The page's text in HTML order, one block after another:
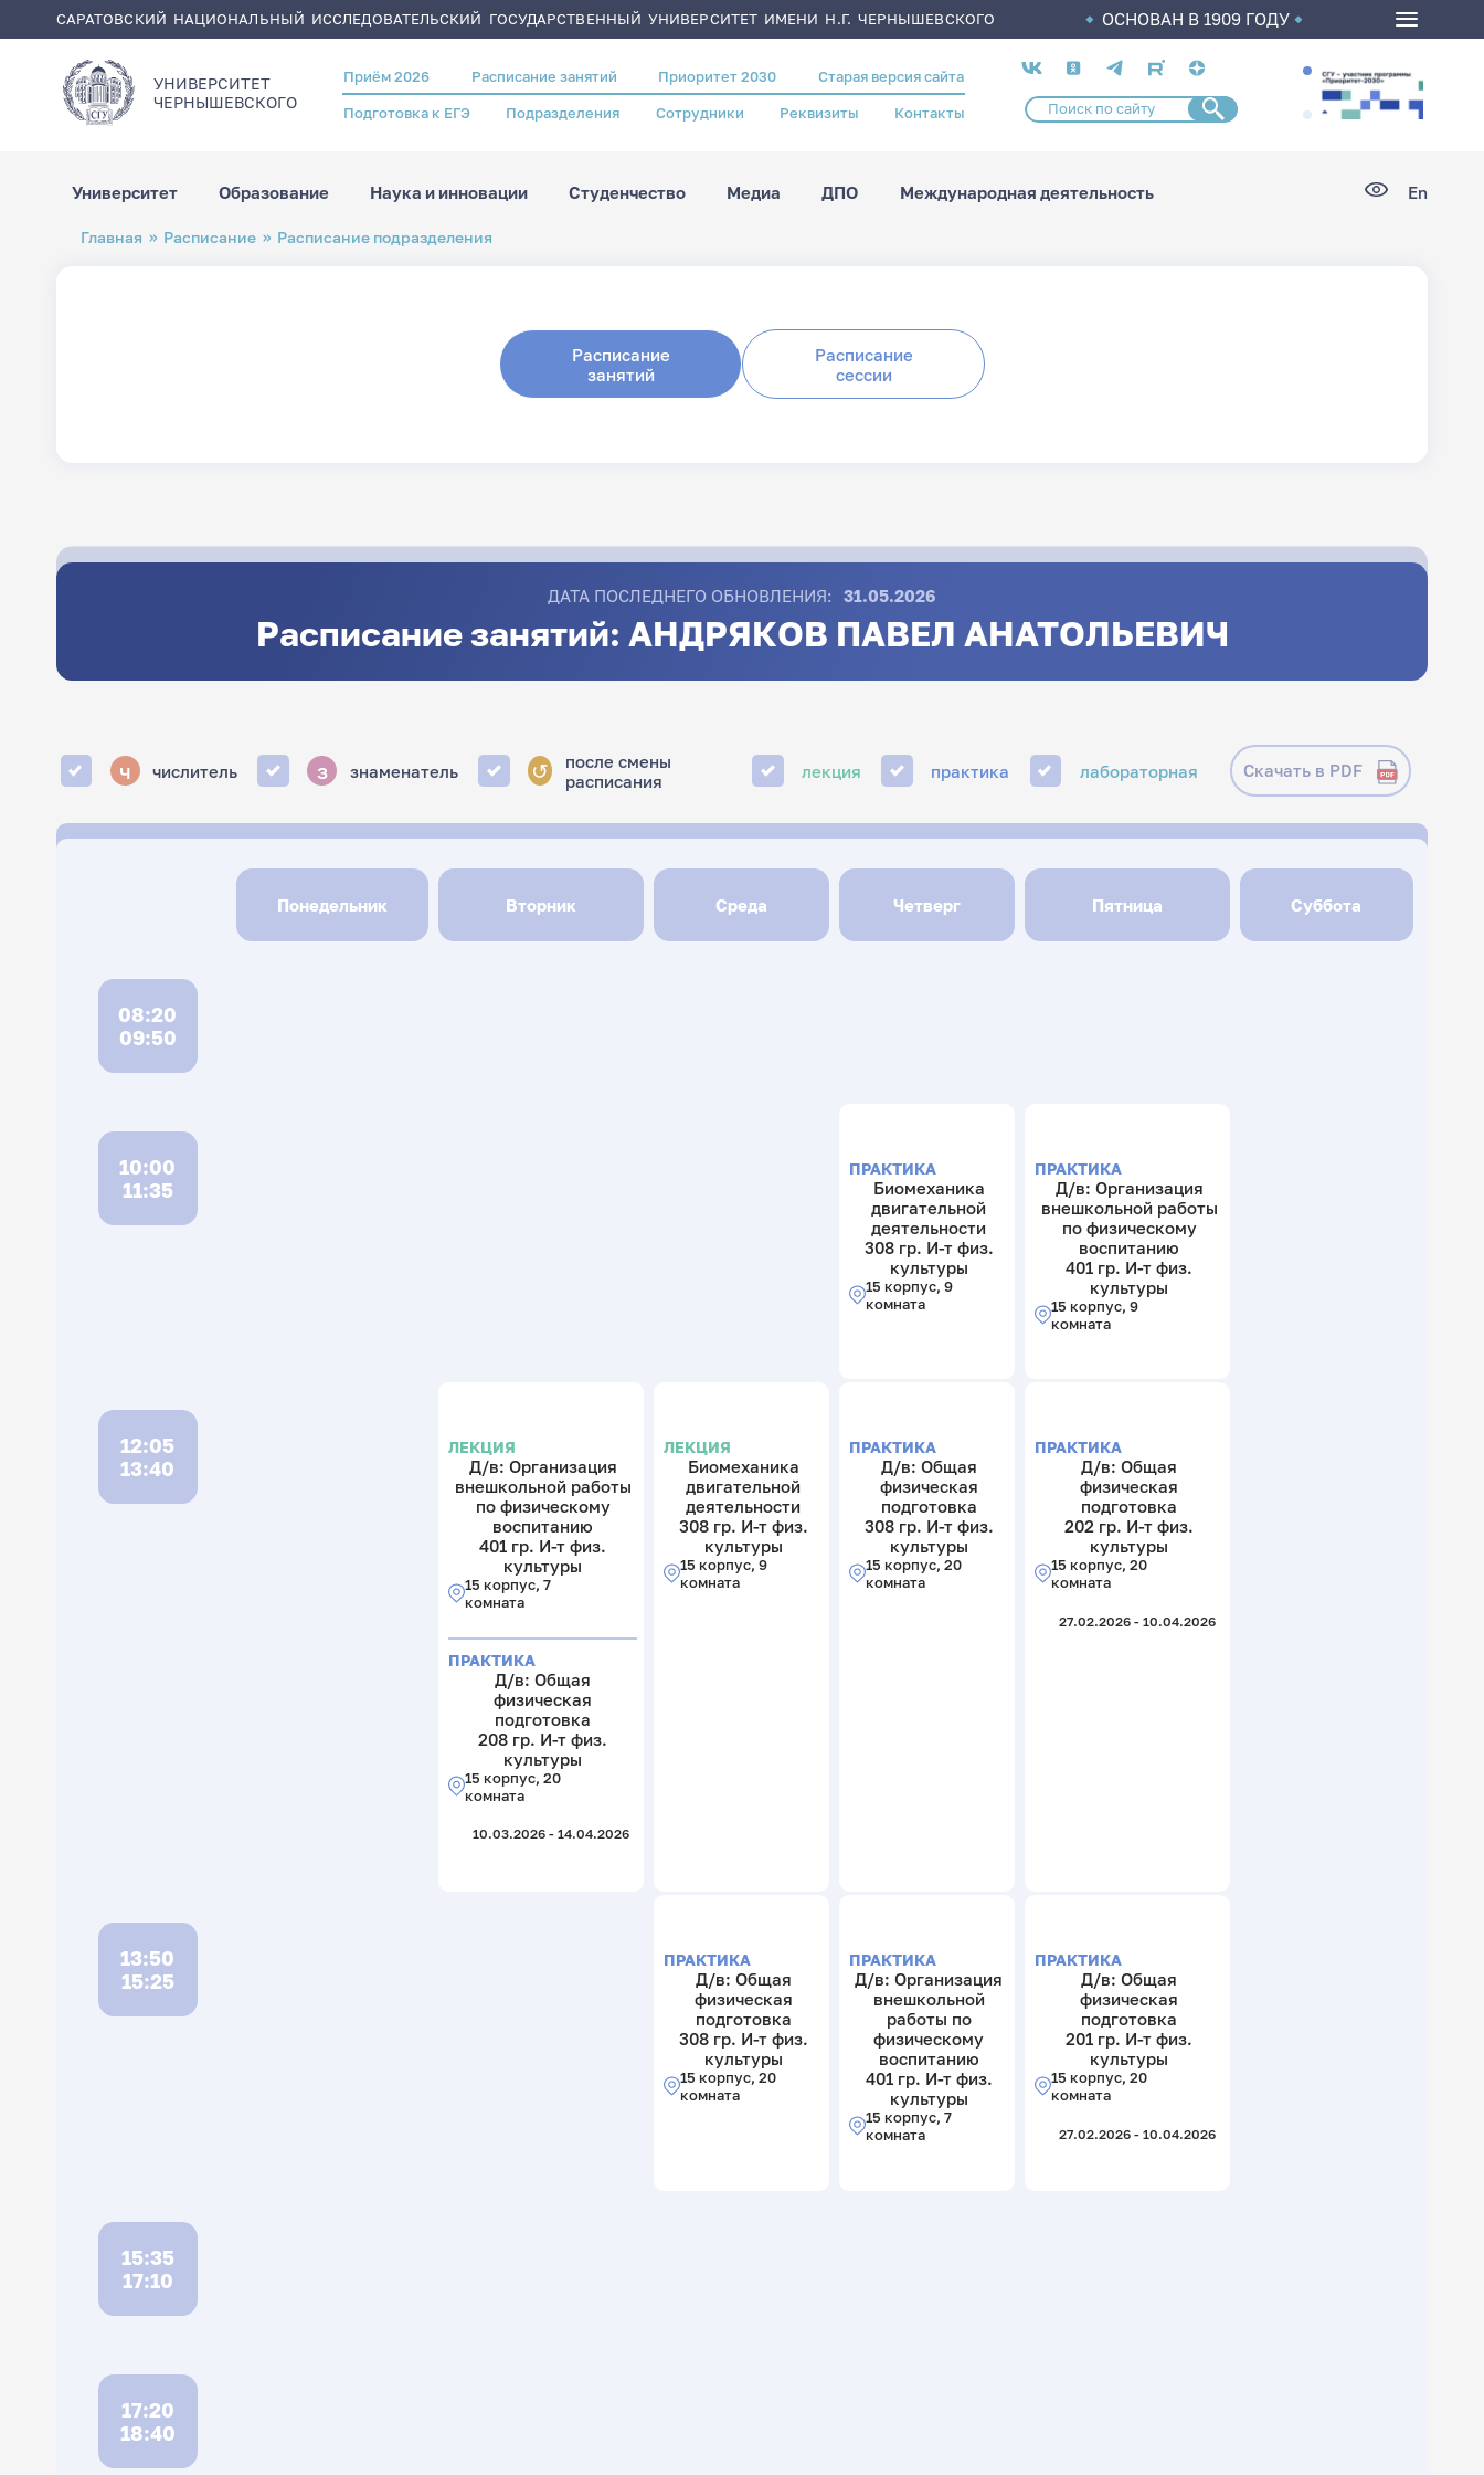
САРАТОВСКИЙ НАЦИОНАЛЬНЫЙ ИССЛЕДОВАТЕЛЬСКИЙ ГОСУДАРСТВЕННЫЙ УНИВЕРСИТЕТ ИМЕНИ Н.Г. ЧЕРНЫШЕВСКОГО ОСНОВАН В 1909 ГОДУ
УНИВЕРСИТЕТ
ЧЕРНЫШЕВСКОГO
Header
menu
Приём 2026 Расписание занятий Приоритет 2030 Старая версия сайта
Подготовка к ЕГЭ Подразделения Сотрудники Реквизиты Контакты
Социальные
сети
Университет Образование Наука и инновации Студенчество Медиа ДПО Международная деятельность En
Строка
навигации
Главная Расписание Расписание подразделения
Расписание
занятий
Расписание
сессии
ДАТА ПОСЛЕДНЕГО ОБНОВЛЕНИЯ: 31.05.2026
Расписание занятий: АНДРЯКОВ ПАВЕЛ АНАТОЛЬЕВИЧ
ч числитель з знаменатель ↺
после смены
расписания
лекция практика лабораторная Скачать в PDF
Понедельник Вторник Среда Четверг Пятница Суббота
08:20
09:50
10:00
11:35
ПРАКТИКА
Биомеханика
двигательной
деятельности
308 гр. И-т физ.
культуры
15 корпус, 9
комната
ПРАКТИКА
Д/в: Организация
внешкольной работы
по физическому
воспитанию
401 гр. И-т физ.
культуры
15 корпус, 9
комната
12:05
13:40
ЛЕКЦИЯ
Д/в: Организация
внешкольной работы
по физическому
воспитанию
401 гр. И-т физ.
культуры
15 корпус, 7
комната
ПРАКТИКА
Д/в: Общая
физическая
подготовка
208 гр. И-т физ.
культуры
15 корпус, 20
комната
10.03.2026 - 14.04.2026
ЛЕКЦИЯ
Биомеханика
двигательной
деятельности
308 гр. И-т физ.
культуры
15 корпус, 9
комната
ПРАКТИКА
Д/в: Общая
физическая
подготовка
308 гр. И-т физ.
культуры
15 корпус, 20
комната
ПРАКТИКА
Д/в: Общая
физическая
подготовка
202 гр. И-т физ.
культуры
15 корпус, 20
комната
27.02.2026 - 10.04.2026
13:50
15:25
ПРАКТИКА
Д/в: Общая
физическая
подготовка
308 гр. И-т физ.
культуры
15 корпус, 20
комната
ПРАКТИКА
Д/в: Организация
внешкольной
работы по
физическому
воспитанию
401 гр. И-т физ.
культуры
15 корпус, 7
комната
ПРАКТИКА
Д/в: Общая
физическая
подготовка
201 гр. И-т физ.
культуры
15 корпус, 20
комната
27.02.2026 - 10.04.2026
15:35
17:10
17:20
18:40